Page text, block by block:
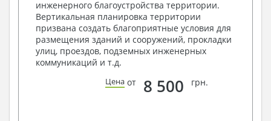
Архитектурные узлы в конструкциях
2. Конструктивный раздел:
Общие данные по проекту
Схемы расположения и расчеты фундаментов
Элементы каркаса – схемы расположения
Схема расположения перекрытий
Опоры перекрытия на стены или Узлы
инженерного благоустройства территории.
Вертикальная планировка территории
призвана создать благоприятные условия для
размещения зданий и сооружений, прокладки
улиц, проездов, подземных инженерных
коммуникаций и т.д.
Цена от 8 500 грн.